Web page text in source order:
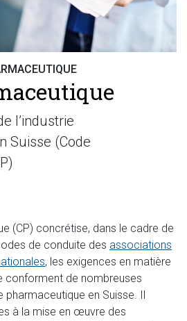
l’industrie
Suisse (Code
(CP) concrétise, dans le cadre de
de conduite des associations
, les exigences en matière
conforment de nombreuses
pharmaceutique en Suisse. Il
à la mise en œuvre des